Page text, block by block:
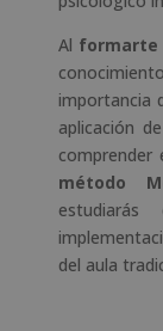
Al formarte
importancia
aplicación
método
estudiarás
del aula